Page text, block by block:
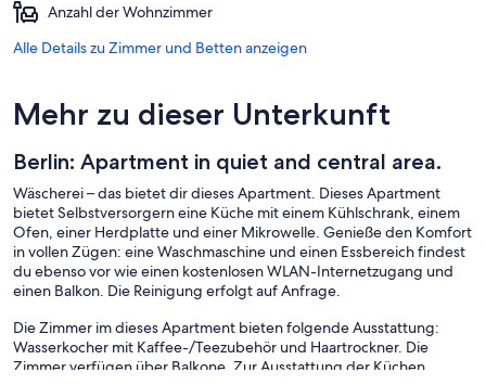
Anzahl der Wohnzimmer
Alle Details zu Zimmer und Betten anzeigen
Mehr zu dieser Unterkunft
Berlin: Apartment in quiet and central area.
Wäscherei – das bietet dir dieses Apartment. Dieses Apartment
bietet Selbstversorgern eine Küche mit einem Kühlschrank, einem
Ofen, einer Herdplatte und einer Mikrowelle. Genieße den Komfort
in vollen Zügen: eine Waschmaschine und einen Essbereich findest
du ebenso vor wie einen kostenlosen WLAN-Internetzugang und
einen Balkon. Die Reinigung erfolgt auf Anfrage.
Die Zimmer im dieses Apartment bieten folgende Ausstattung:
Wasserkocher mit Kaffee-/Teezubehör und Haartrockner. Die
Zimmer verfügen über Balkone. Zur Ausstattung der Küchen